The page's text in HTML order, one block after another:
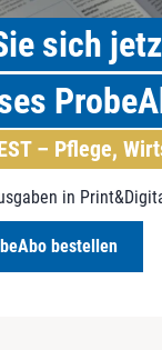
sich
– Pflege,
in
bestellen